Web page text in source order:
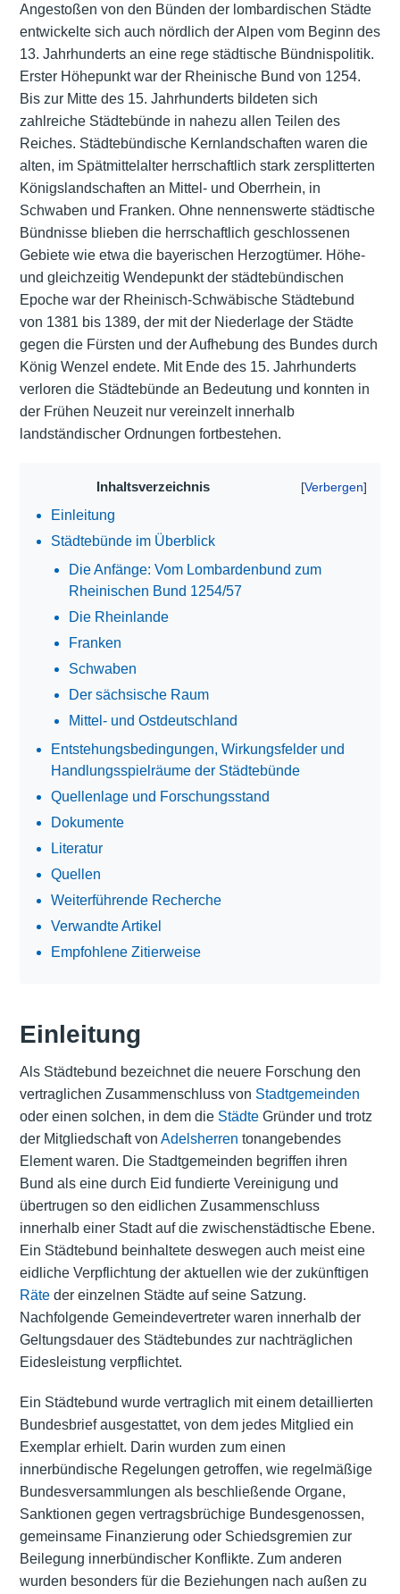
Angestoßen von den Bünden der lombardischen Städte
entwickelte sich auch nördlich der Alpen vom Beginn des
13. Jahrhunderts an eine rege städtische Bündnispolitik.
Erster Höhepunkt war der Rheinische Bund von 1254.
Bis zur Mitte des 15. Jahrhunderts bildeten sich
zahlreiche Städtebünde in nahezu allen Teilen des
Reiches. Städtebündische Kernlandschaften waren die
alten, im Spätmittelalter herrschaftlich stark zersplitterten
Königslandschaften an Mittel- und Oberrhein, in
Schwaben und Franken. Ohne nennenswerte städtische
Bündnisse blieben die herrschaftlich geschlossenen
Gebiete wie etwa die bayerischen Herzogtümer. Höhe-
und gleichzeitig Wendepunkt der städtebündischen
Epoche war der Rheinisch-Schwäbische Städtebund
von 1381 bis 1389, der mit der Niederlage der Städte
gegen die Fürsten und der Aufhebung des Bundes durch
König Wenzel endete. Mit Ende des 15. Jahrhunderts
verloren die Städtebünde an Bedeutung und konnten in
der Frühen Neuzeit nur vereinzelt innerhalb
landständischer Ordnungen fortbestehen.
Inhaltsverzeichnis
Einleitung
Städtebünde im Überblick
Die Anfänge: Vom Lombardenbund zum
Rheinischen Bund 1254/57
Die Rheinlande
Franken
Schwaben
Der sächsische Raum
Mittel- und Ostdeutschland
Entstehungsbedingungen, Wirkungsfelder und
Handlungsspielräume der Städtebünde
Quellenlage und Forschungsstand
Dokumente
Literatur
Quellen
Weiterführende Recherche
Verwandte Artikel
Empfohlene Zitierweise
Einleitung
Als Städtebund bezeichnet die neuere Forschung den
vertraglichen Zusammenschluss von Stadtgemeinden
oder einen solchen, in dem die StädteGründer und trotz
der Mitgliedschaft von Adelsherren tonangebendes
Element waren. Die Stadtgemeinden begriffen ihren
Bund als eine durch Eid fundierte Vereinigung und
übertrugen so den eidlichen Zusammenschluss
innerhalb einer Stadt auf die zwischenstädtische Ebene.
Ein Städtebund beinhaltete deswegen auch meist eine
eidliche Verpflichtung der aktuellen wie der zukünftigen
Räteder einzelnen Städte auf seine Satzung.
Nachfolgende Gemeindevertreter waren innerhalb der
Geltungsdauer des Städtebundes zur nachträglichen
Eidesleistung verpflichtet.
Ein Städtebund wurde vertraglich mit einem detaillierten
Bundesbrief ausgestattet, von dem jedes Mitglied ein
Exemplar erhielt. Darin wurden zum einen
innerbündische Regelungen getroffen, wie regelmäßige
Bundesversammlungen als beschließende Organe,
Sanktionen gegen vertragsbrüchige Bundesgenossen,
gemeinsame Finanzierung oder Schiedsgremien zur
Beilegung innerbündischer Konflikte. Zum anderen
wurden besonders für die Beziehungen nach außen zu